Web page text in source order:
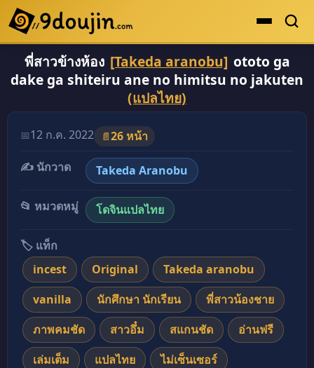
ดูเยอะสุด
คะแนนเยอะสุด
โดจินรูปสี
ระดับตำนาน
ยอดนิยม
เรื่องที่เก็บไว้
พี่สาวข้างห้อง [Takeda aranobu] ototo ga
dake ga shiteiru ane no himitsu no jakuten
(แปลไทย)
📅12 ก.ค. 2022 📄26 หน้า
✍️ นักวาด
Takeda Aranobu
📂 หมวดหมู่ โดจินแปลไทย
🏷️ แท็ก
incest
Original
Takeda aranobu
vanilla
นักศึกษา นักเรียน
พี่สาวน้องชาย
ภาพคมชัด
สาวอึ๋ม สแกนชัด
อ่านฟรี
เล่มเต็ม
แปลไทย ไม่เซ็นเซอร์